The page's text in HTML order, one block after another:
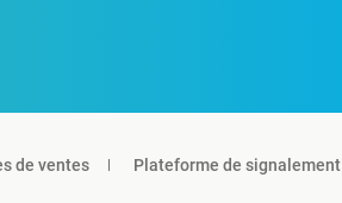
de ventes Plateforme de signalement